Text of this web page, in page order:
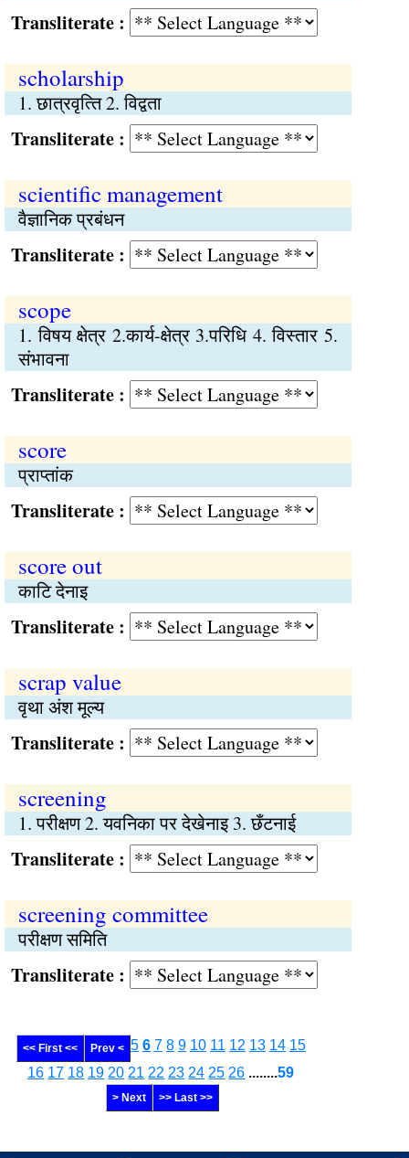
:
scholarship
1. छात्रवृत्‍ति 2. विद्वता
:
scientific management
वैज्ञानिक प्रबंधन
:
scope
1. विषय क्षेत्र 2.कार्य-क्षेत्र 3.परिधि 4. विस्तार 5.
संभावना
:
score
प्राप्तांक
:
score out
काटि देनाइ
:
scrap value
वृथा अंश मूल्य
:
screening
1. परीक्षण 2. यवनिका पर देखेनाइ 3. छँटनाई
:
screening committee
परीक्षण समिति
:
<< First << Prev < 5 6 7 8 9 10 11 12 13 14 15
16 17 18 19 20 21 22 23 24 25 26 ........59
> Next >> Last >>